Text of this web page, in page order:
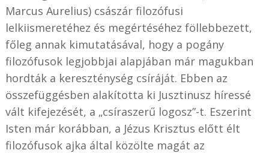
Marcus Aurelius) császár filozófusi
lelkiismeretéhez és megértéséhez föllebbezett,
főleg annak kimutatásával, hogy a pogány
filozófusok legjobbjai alapjában már magukban
hordták a kereszténység csíráját. Ebben az
összefüggésben alakította ki Jusztinusz híressé
vált kifejezését, a „csíraszerű logosz”-t. Eszerint
Isten már korábban, a Jézus Krisztus előtt élt
filozófusok ajka által közölte magát az